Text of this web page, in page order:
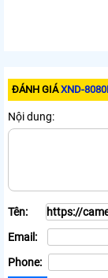
ĐÁNH GIÁXND-
Nội dung:
Tên:
Email:
Phone: